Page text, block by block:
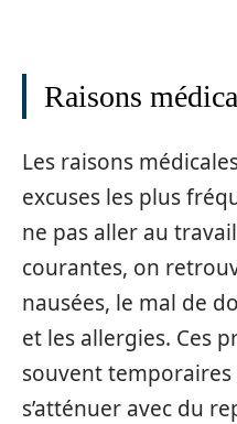
Raisons
Les raisons
excuses les plus
ne pas aller au
courantes, on
nausées, le mal de
et les allergies. Ces
souvent
s’atténuer avec du